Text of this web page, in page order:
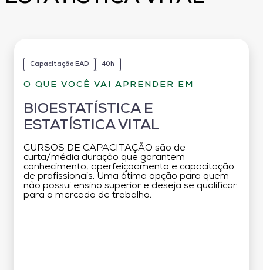
Capacitação EAD 40h
O QUE VOCÊ VAI APRENDER EM
BIOESTATÍSTICA E
ESTATÍSTICA VITAL
CURSOS DE CAPACITAÇÃO são de
curta/média duração que garantem
conhecimento, aperfeiçoamento e capacitação
de profissionais. Uma ótima opção para quem
não possui ensino superior e deseja se qualificar
para o mercado de trabalho.